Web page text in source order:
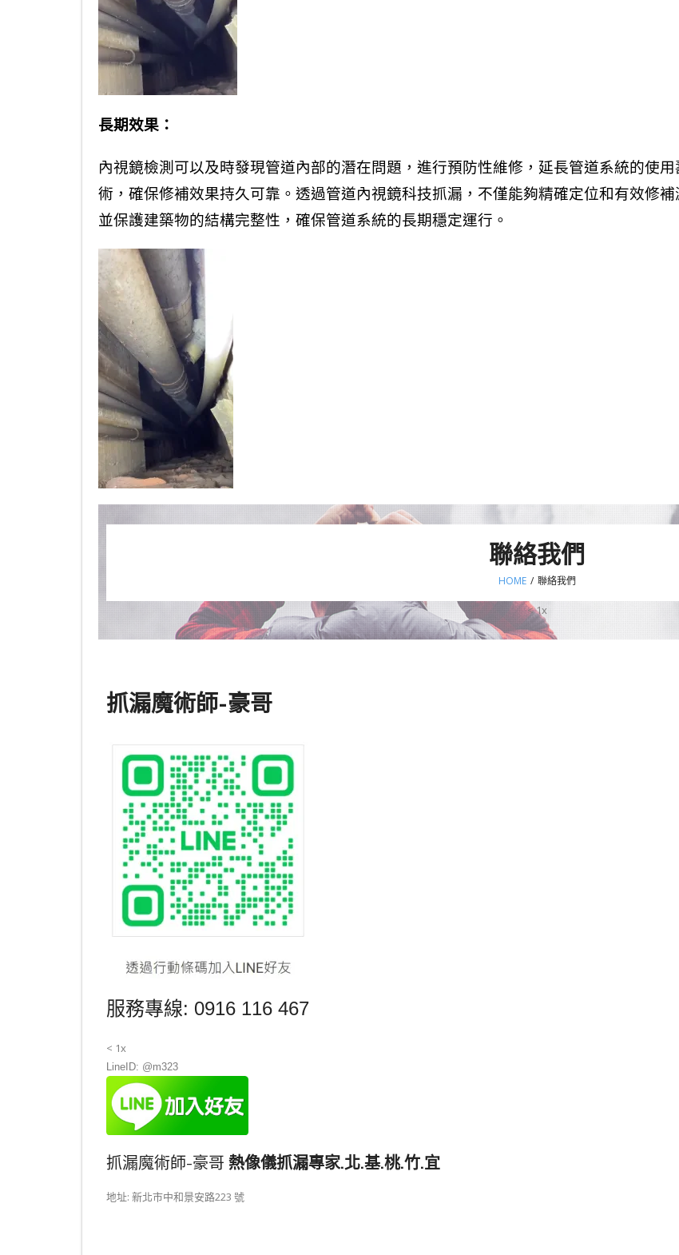
長期效果：
內視鏡檢測可以及時發現管道內部的潛在問題，進行預防性維修，延長管道系統的使
術，確保修補效果持久可靠。透過管道內視鏡科技抓漏，不僅能夠精確定位和有效修
並保護建築物的結構完整性，確保管道系統的長期穩定運行。
聯絡我們
HOME / 聯絡我們
< 1x
抓漏魔術師-豪哥
服務專線: 0916 116 467
< 1x
LineID: @m323
抓漏魔術師-豪哥 熱像儀抓漏專家.北.基.桃.竹.宜
地址: 新北市中和景安路223 號